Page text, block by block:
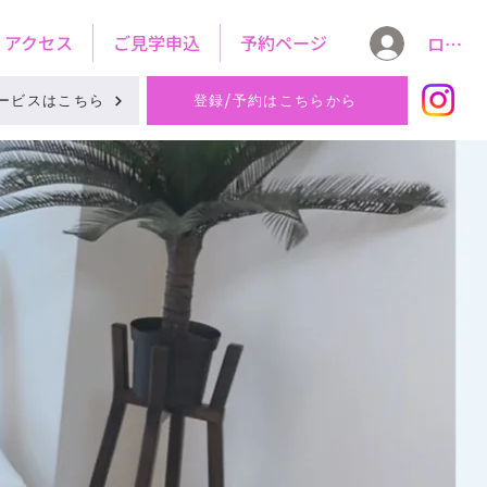
アクセス ご見学申込 予約ページ ログイ
ビスはこちら 登録/予約はこちらから